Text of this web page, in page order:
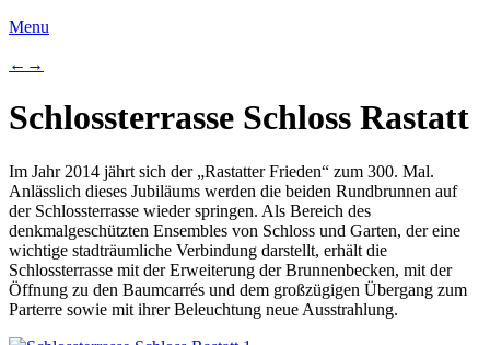
Menu
← →
Schlossterrasse Schloss Rastatt
Im Jahr 2014 jährt sich der „Rastatter Frieden“ zum 300. Mal.
Anlässlich dieses Jubiläums werden die beiden Rundbrunnen auf
der Schlossterrasse wieder springen. Als Bereich des
denkmalgeschützten Ensembles von Schloss und Garten, der eine
wichtige stadträumliche Verbindung darstellt, erhält die
Schlossterrasse mit der Erweiterung der Brunnenbecken, mit der
Öffnung zu den Baumcarrés und dem großzügigen Übergang zum
Parterre sowie mit ihrer Beleuchtung neue Ausstrahlung.